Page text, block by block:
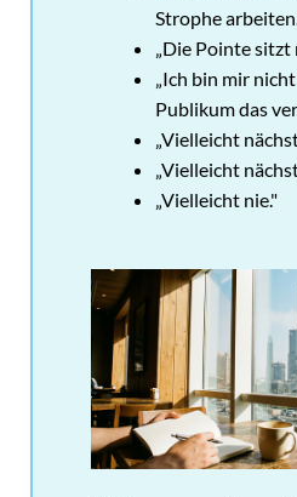
Strophe
„Die Pointe
„Ich bin mir
Publikum das
„Vielleicht
„Vielleicht
„Vielleicht nie."